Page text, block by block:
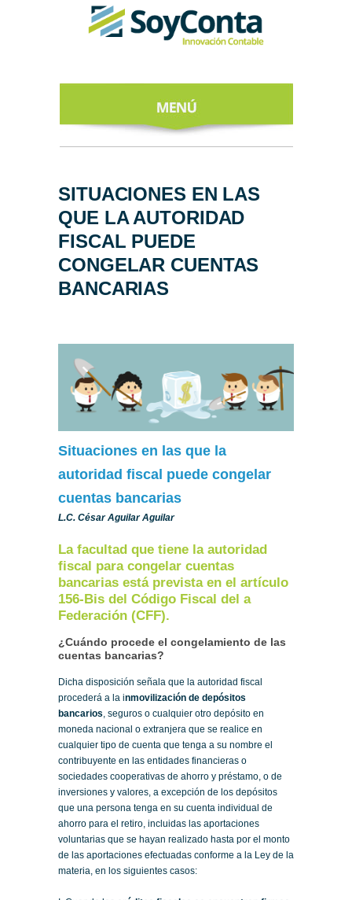
ACERCA DE
NUESTROS
EXPERTOS
TODO SOBRE
EL CFDI 4.0
SITUACIONES EN LAS
QUE LA AUTORIDAD
FISCAL PUEDE
CONGELAR CUENTAS
BANCARIAS
Situaciones en las que la
autoridad fiscal puede congelar
cuentas bancarias
L.C. César Aguilar Aguilar
La facultad que tiene la autoridad
fiscal para congelar cuentas
bancarias está prevista en el artículo
156-Bis del Código Fiscal del a
Federación (CFF).
¿Cuándo procede el congelamiento de las
cuentas bancarias?
Dicha disposición señala que la autoridad fiscal
procederá a la inmovilización de depósitos
bancarios , seguros o cualquier otro depósito en
moneda nacional o extranjera que se realice en
cualquier tipo de cuenta que tenga a su nombre el
contribuyente en las entidades financieras o
sociedades cooperativas de ahorro y préstamo, o de
inversiones y valores, a excepción de los depósitos
que una persona tenga en su cuenta individual de
ahorro para el retiro, incluidas las aportaciones
voluntarias que se hayan realizado hasta por el monto
de las aportaciones efectuadas conforme a la Ley de la
materia, en los siguientes casos: